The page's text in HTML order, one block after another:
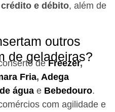
e débito, além de
outros
de geladeiras?
deFreezer,
Fria, Adega
água e Bebedouro.
com agilidade e